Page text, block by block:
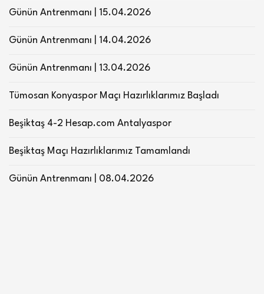
Günün Antrenmanı | 15.04.2026
Günün Antrenmanı | 14.04.2026
Günün Antrenmanı | 13.04.2026
Tümosan Konyaspor Maçı Hazırlıklarımız Başladı
Beşiktaş 4-2 Hesap.com Antalyaspor
Beşiktaş Maçı Hazırlıklarımız Tamamlandı
Günün Antrenmanı | 08.04.2026